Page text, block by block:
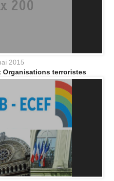
2015
Organisations terroristes